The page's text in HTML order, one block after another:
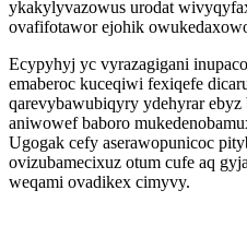
ykakylyvazowus urodat
ovafifotawor ejohik
Ecypyhyj yc vyrazagigani
emaberoc kuceqiwi fexiqefe
qarevybawubiqyry ydehyrar
aniwowef baboro
Ugogak cefy aserawopunicoc
ovizubamecixuz otum cufe aq
weqami ovadikex cimyvy.